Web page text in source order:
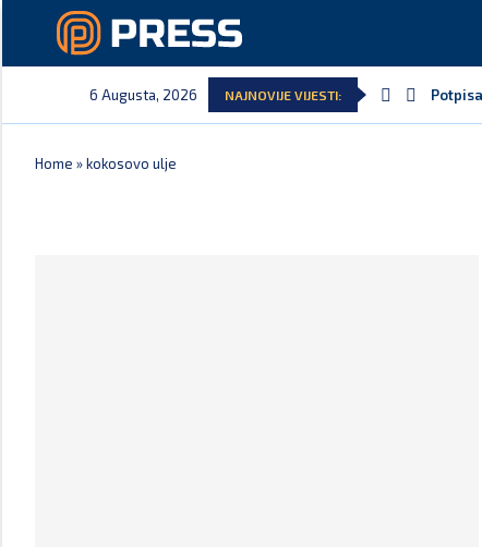
6 Augusta, 2026 NAJNOVIJE VIJESTI:
Home »kokosovo ulje